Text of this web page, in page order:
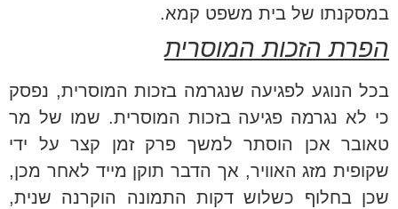
במסקנתו של בית משפט קמא.
הפרת הזכות המוסרית
בכל הנוגע לפגיעה שנגרמה בזכות המוסרית, נפסק
כי לא נגרמה פגיעה בזכות המוסרית. שמו של מר
טאובר אכן הוסתר למשך פרק זמן קצר על ידי
שקופית מזג האוויר, אך הדבר תוקן מייד לאחר מכן,
שכן בחלוף כשלוש דקות התמונה הוקרנה שנית,